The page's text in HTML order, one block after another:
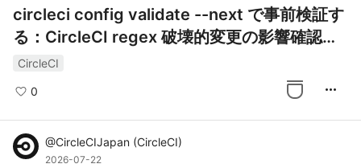
circleci config validate --next で事前検証す
る：CircleCI regex 破壊的変更の影響確認と
修正
CircleCI
0 more_horiz
@CircleCIJapan (CircleCI)
2026-07-22